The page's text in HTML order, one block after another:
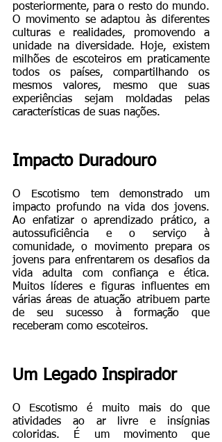
posteriormente, para o resto do mundo.
O movimento se adaptou às diferentes
culturas e realidades, promovendo a
unidade na diversidade. Hoje, existem
milhões de escoteiros em praticamente
todos os países, compartilhando os
mesmos valores, mesmo que suas
experiências sejam moldadas pelas
características de suas nações.
Impacto Duradouro
O Escotismo tem demonstrado um
impacto profundo na vida dos jovens.
Ao enfatizar o aprendizado prático, a
autossuficiência e o serviço à
comunidade, o movimento prepara os
jovens para enfrentarem os desafios da
vida adulta com confiança e ética.
Muitos líderes e figuras influentes em
várias áreas de atuação atribuem parte
de seu sucesso à formação que
receberam como escoteiros.
Um Legado Inspirador
O Escotismo é muito mais do que
atividades ao ar livre e insígnias
coloridas. É um movimento que